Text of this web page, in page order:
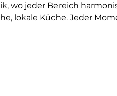
wo jeder Bereich
lokale Küche. Jeder